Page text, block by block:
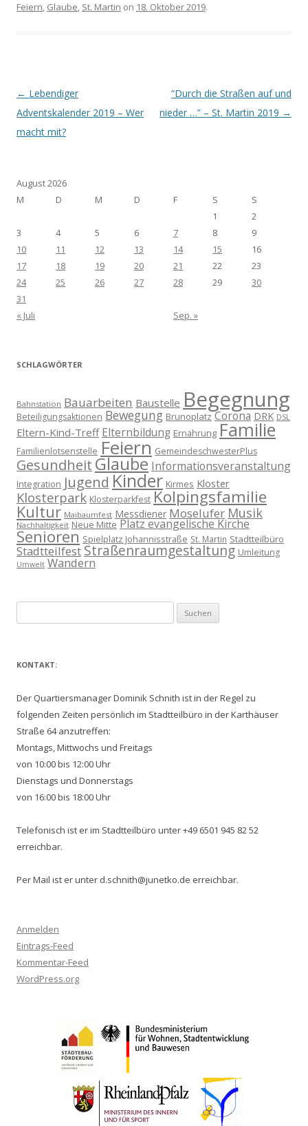
Feiern, Glaube, St. Martin on 18. Oktober 2019.
Post navigation
← Lebendiger
Adventskalender 2019 – Wer
macht mit?
“Durch die Straßen auf und
nieder …” – St. Martin 2019 →
August 2026
M
D M D F S
S
1
2
3
4 5 6 7 8
9
10
11 12 13 14 15
16
17
18 19 20 21 22
23
24
25 26 27 28 29
30
31
« Juli
Sep. »
SCHLAGWÖRTER
Bahnstation Bauarbeiten Baustelle Begegnung
Beteiligungsaktionen Bewegung Brunoplatz Corona DRK DSL
Eltern-Kind-Treff Elternbildung Ernährung Familie
Familienlotsenstelle Feiern GemeindeschwesterPlus
Gesundheit Glaube Informationsveranstaltung
Integration Jugend Kinder Kirmes Kloster
Klosterpark Klosterparkfest Kolpingsfamilie
Kultur Maibaumfest Messdiener Moselufer Musik
Nachhaltigkeit Neue Mitte Platz evangelische Kirche
Senioren Spielplatz Johannisstraße St. Martin Stadtteilbüro
Stadtteilfest Straßenraumgestaltung Umleitung
Umwelt Wandern
nach:
KONTAKT:
Der Quartiersmanager Dominik Schnith ist in der Regel zu
folgenden Zeiten persönlich im Stadtteilbüro in der Karthäuser
Straße 64 anzutreffen:
Montags, Mittwochs und Freitags
von 10:00 bis 12:00 Uhr
Dienstags und Donnerstags
von 16:00 bis 18:00 Uhr
Telefonisch ist er im Stadtteilbüro unter +49 6501 945 82 52
erreichbar.
Per Mail ist er unter d.schnith@junetko.de erreichbar.
Anmelden
Eintrags-Feed
Kommentar-Feed
WordPress.org